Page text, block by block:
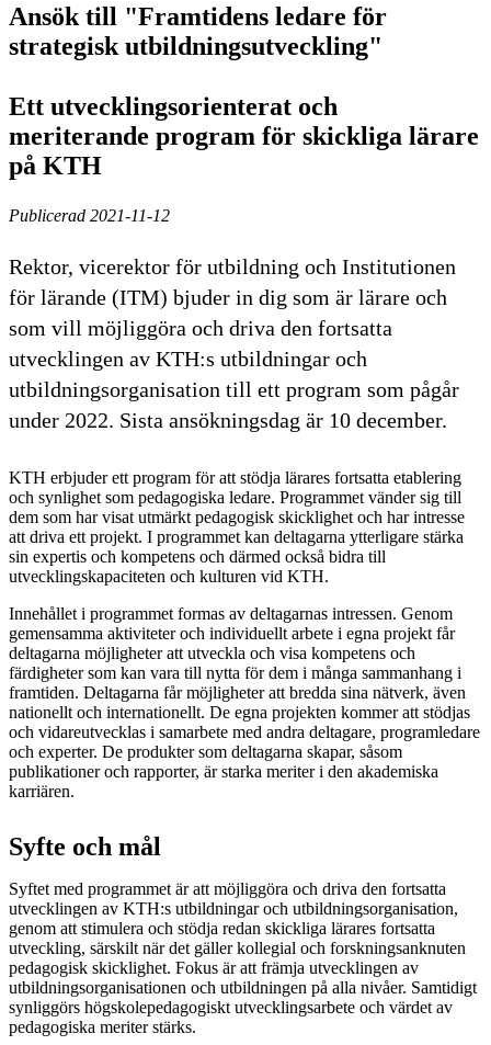
Ansök till "Framtidens ledare för
strategisk utbildningsutveckling"
Ett utvecklingsorienterat och
meriterande program för skickliga lärare
på KTH
Publicerad 2021-11-12
Rektor, vicerektor för utbildning och Institutionen
för lärande (ITM) bjuder in dig som är lärare och
som vill möjliggöra och driva den fortsatta
utvecklingen av KTH:s utbildningar och
utbildningsorganisation till ett program som pågår
under 2022. Sista ansökningsdag är 10 december.
KTH erbjuder ett program för att stödja lärares fortsatta etablering
och synlighet som pedagogiska ledare. Programmet vänder sig till
dem som har visat utmärkt pedagogisk skicklighet och har intresse
att driva ett projekt. I programmet kan deltagarna ytterligare stärka
sin expertis och kompetens och därmed också bidra till
utvecklingskapaciteten och kulturen vid KTH.
Innehållet i programmet formas av deltagarnas intressen. Genom
gemensamma aktiviteter och individuellt arbete i egna projekt får
deltagarna möjligheter att utveckla och visa kompetens och
färdigheter som kan vara till nytta för dem i många sammanhang i
framtiden. Deltagarna får möjligheter att bredda sina nätverk, även
nationellt och internationellt. De egna projekten kommer att stödjas
och vidareutvecklas i samarbete med andra deltagare, programledare
och experter. De produkter som deltagarna skapar, såsom
publikationer och rapporter, är starka meriter i den akademiska
karriären.
Syfte och mål
Syftet med programmet är att möjliggöra och driva den fortsatta
utvecklingen av KTH:s utbildningar och utbildningsorganisation,
genom att stimulera och stödja redan skickliga lärares fortsatta
utveckling, särskilt när det gäller kollegial och forskningsanknuten
pedagogisk skicklighet. Fokus är att främja utvecklingen av
utbildningsorganisationen och utbildningen på alla nivåer. Samtidigt
synliggörs högskolepedagogiskt utvecklingsarbete och värdet av
pedagogiska meriter stärks.